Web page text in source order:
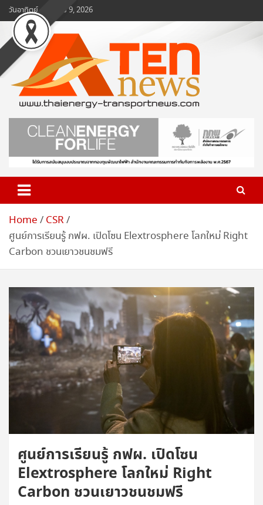
Skip
to
content
วันอาทิตย์, สิงหาคม 9, 2026
www.ten-news.com
ข่าวพลังงานและคมนาคม
Home
CSR
ศูนย์การเรียนรู้ กฟผ. เปิดโซน Elextrosphere โลกใหม่ Right
Carbon ชวนเยาวชนชมฟรี
ศูนย์การเรียนรู้ กฟผ. เปิดโซน
Elextrosphere โลกใหม่ Right
Carbon ชวนเยาวชนชมฟรี